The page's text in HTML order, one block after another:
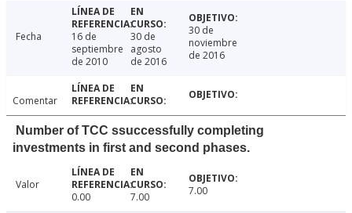
Fecha
16 de
septiembre
de 2010
30 de
agosto
de 2016
30 de
noviembre
de 2016
Comentar
Number of TCC ssuccessfully completing
investments in first and second phases.
Valor
0.00
7.00 7.00